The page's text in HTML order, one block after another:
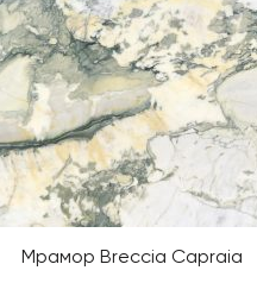
Мрамор Breccia Capraia